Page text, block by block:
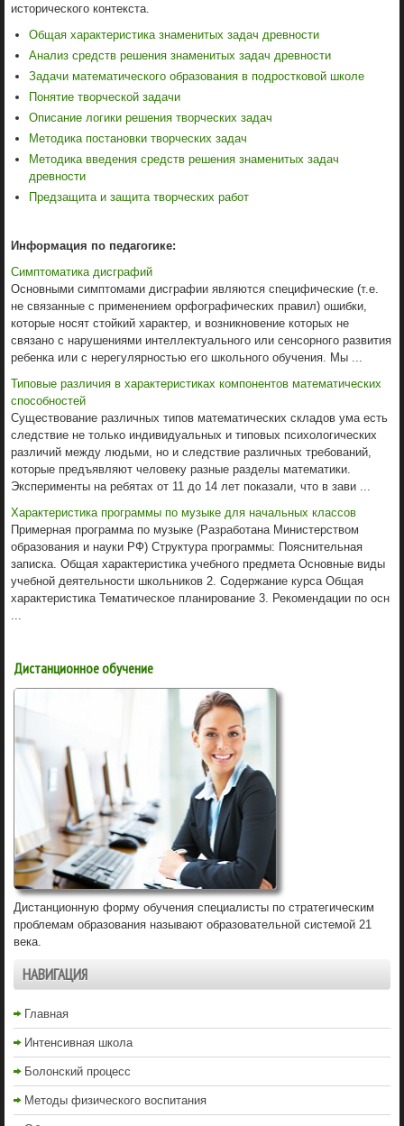
исторического контекста.
Общая характеристика знаменитых задач древности
Анализ средств решения знаменитых задач древности
Задачи математического образования в подростковой школе
Понятие творческой задачи
Описание логики решения творческих задач
Методика постановки творческих задач
Методика введения средств решения знаменитых задач
древности
Предзащита и защита творческих работ
Информация по педагогике:
Симптоматика дисграфий
Основными симптомами дисграфии являются специфические (т.е.
не связанные с применением орфографических правил) ошибки,
которые носят стойкий характер, и возникновение которых не
связано с нарушениями интеллектуального или сенсорного развития
ребенка или с нерегулярностью его школьного обучения. Мы ...
Типовые различия в характеристиках компонентов математических
способностей
Существование различных типов математических складов ума есть
следствие не только индивидуальных и типовых психологических
различий между людьми, но и следствие различных требований,
которые предъявляют человеку разные разделы математики.
Эксперименты на ребятах от 11 до 14 лет показали, что в зави ...
Характеристика программы по музыке для начальных классов
Примерная программа по музыке (Разработана Министерством
образования и науки РФ) Структура программы: Пояснительная
записка. Общая характеристика учебного предмета Основные виды
учебной деятельности школьников 2. Содержание курса Общая
характеристика Тематическое планирование 3. Рекомендации по осн
Дистанционное обучение
Дистанционную форму обучения специалисты по стратегическим
проблемам образования называют образовательной системой 21
века.
НАВИГАЦИЯ
Главная
Интенсивная школа
Болонский процесс
Методы физического воспитания